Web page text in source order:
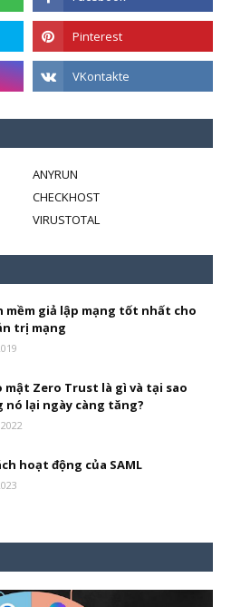
ANYRUN
CHECKHOST
VIRUSTOTAL
mềm giả lập mạng tốt nhất cho
trị mạng
mật Zero Trust là gì và tại sao
nó lại ngày càng tăng?
hoạt động của SAML